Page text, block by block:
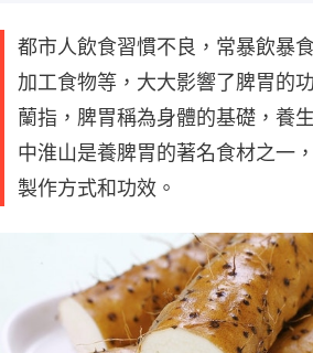
都市人飲食習慣不良，常暴飲暴
加工食物等，大大影響了脾胃的
蘭指，脾胃稱為身體的基礎，養
中淮山是養脾胃的著名食材之一
製作方式和功效。